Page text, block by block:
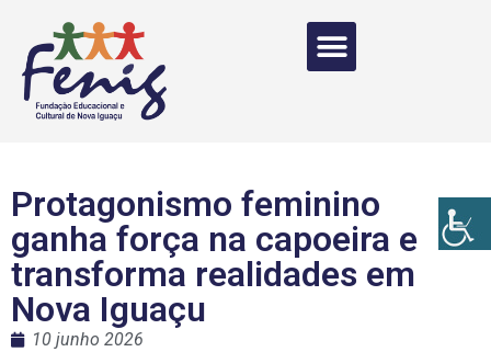
Protagonismo feminino
ganha força na capoeira e
transforma realidades em
Nova Iguaçu
10 junho 2026